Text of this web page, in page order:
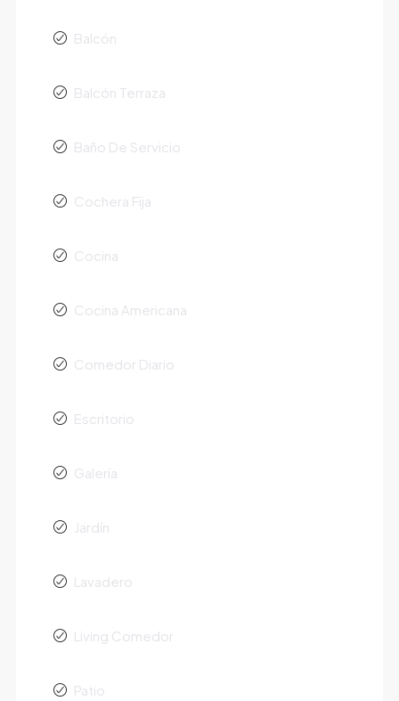
Balcón
Balcón Terraza
Baño De Servicio
Cochera Fija
Cocina
Cocina Americana
Comedor Diario
Escritorio
Galería
Jardín
Lavadero
Living Comedor
Patio